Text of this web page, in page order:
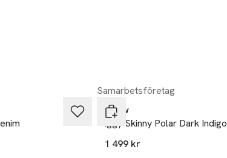
Samarbetsföretag
Neuw
Iggy Skinny Polar Dark Indigo
1 499 kr